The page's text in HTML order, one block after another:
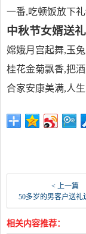
一番,吃顿饭放下
中秋节女婿送
嫦娥月宫起舞,玉
桂花金菊飘香,把
合家安康美满,人
< 上一篇
50多岁的男客户送礼
相关内容推荐：